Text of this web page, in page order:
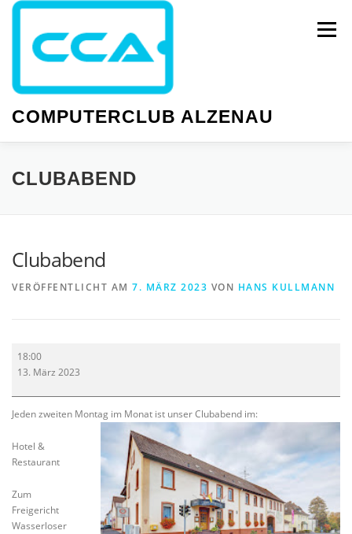
Zum
springen
COMPUTERCLUB ALZENAU
Menü
NEWS PC-KURSE
CLUBABEND
Clubabend
VERÖFFENTLICHT AM 7. MÄRZ 2023 VON HANS KULLMANN
Clubabend
18:00
13. März 2023
Jeden zweiten Montag im Monat ist unser Clubabend im:
Hotel &
Restaurant
Zum
Freigericht
Wasserloser